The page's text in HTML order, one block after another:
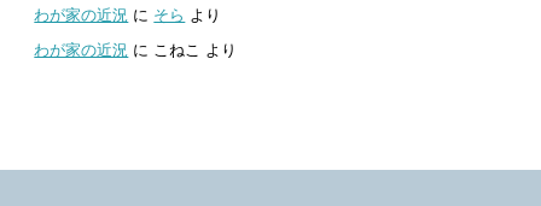
わが家の近況 に そら より
わが家の近況 に こねこ より